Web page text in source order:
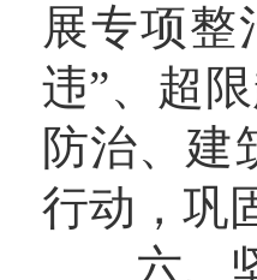
展专项
违”、超
防治、建
行动，巩
六、坚